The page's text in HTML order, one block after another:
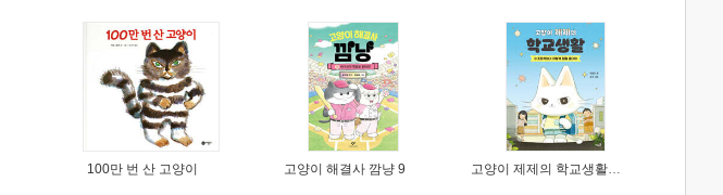
100만 번 산 고양이 고양이 해결사 깜냥 9 고양이 제제의 학교생활 1 : 초등학생이 이렇게 힘들 줄이야